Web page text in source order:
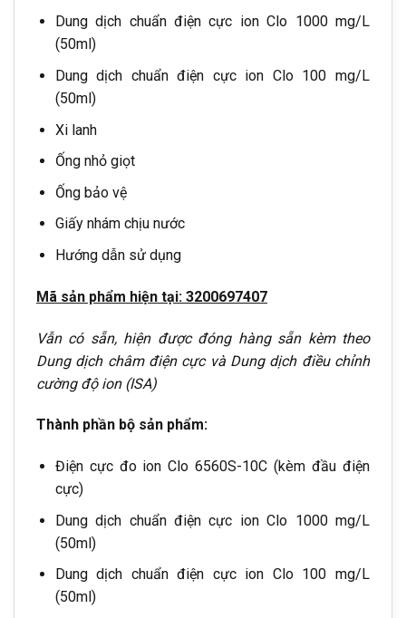
Dung dịch chuẩn điện cực ion Clo 1000 mg/L
(50ml)
Dung dịch chuẩn điện cực ion Clo 100 mg/L
(50ml)
Xi lanh
Ống nhỏ giọt
Ống bảo vệ
Giấy nhám chịu nước
Hướng dẫn sử dụng
Mã sản phẩm hiện tại: 3200697407
Vẫn có sẵn, hiện được đóng hàng sẵn kèm theo
Dung dịch châm điện cực và Dung dịch điều chỉnh
cường độ ion (ISA)
Thành phần bộ sản phẩm:
Điện cực đo ion Clo 6560S-10C (kèm đầu điện
cực)
Dung dịch chuẩn điện cực ion Clo 1000 mg/L
(50ml)
Dung dịch chuẩn điện cực ion Clo 100 mg/L
(50ml)